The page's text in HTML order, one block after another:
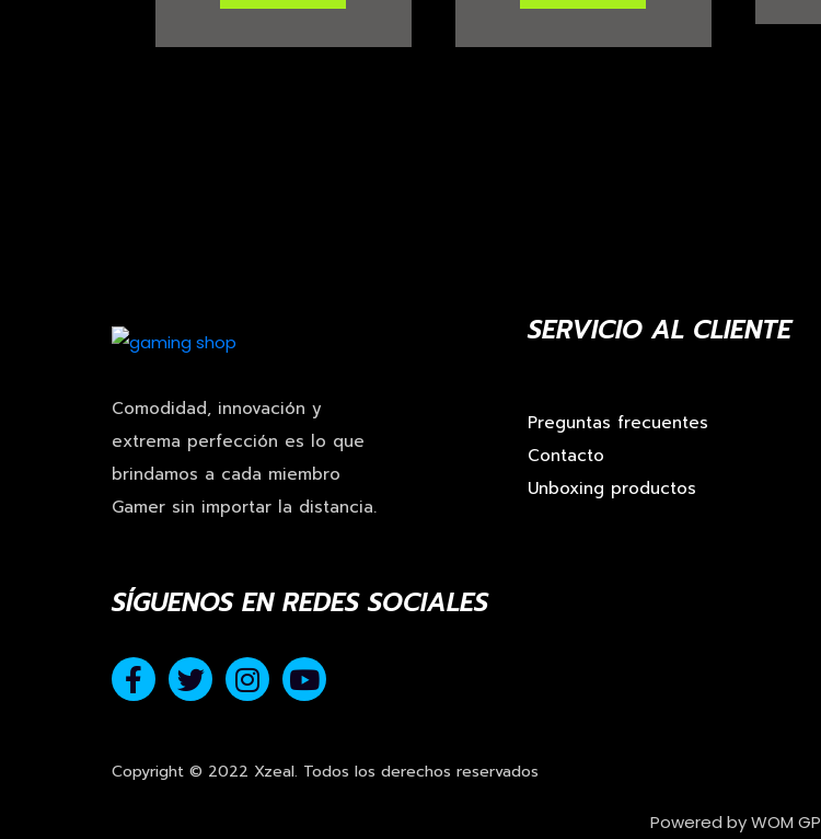
Comodidad, innovación y
extrema perfección es lo que
brindamos a cada miembro
Gamer sin importar la distancia.
SERVICIO AL CLIENTE
Preguntas frecuentes
Contacto
Unboxing productos
SÍGUENOS EN REDES SOCIALES
Copyright © 2022 Xzeal. Todos los derechos reservados
Powered by WOM GP